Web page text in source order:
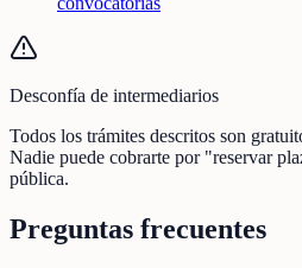
Desconfía de intermediarios
Todos los trámites descritos son
Nadie puede cobrarte por "reservar
pública.
Preguntas frecuentes